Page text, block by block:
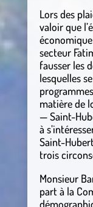
Lors des
valoir que
secteur
fausser les
lesquelles
matière de
— Saint-
à
Saint-
trois
Monsieur
part à la